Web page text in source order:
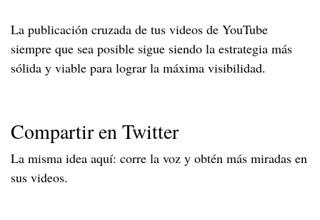
La publicación cruzada de tus videos de YouTube
siempre que sea posible sigue siendo la estrategia más
sólida y viable para lograr la máxima visibilidad.
Compartir en Twitter
La misma idea aquí: corre la voz y obtén más miradas en
sus videos.